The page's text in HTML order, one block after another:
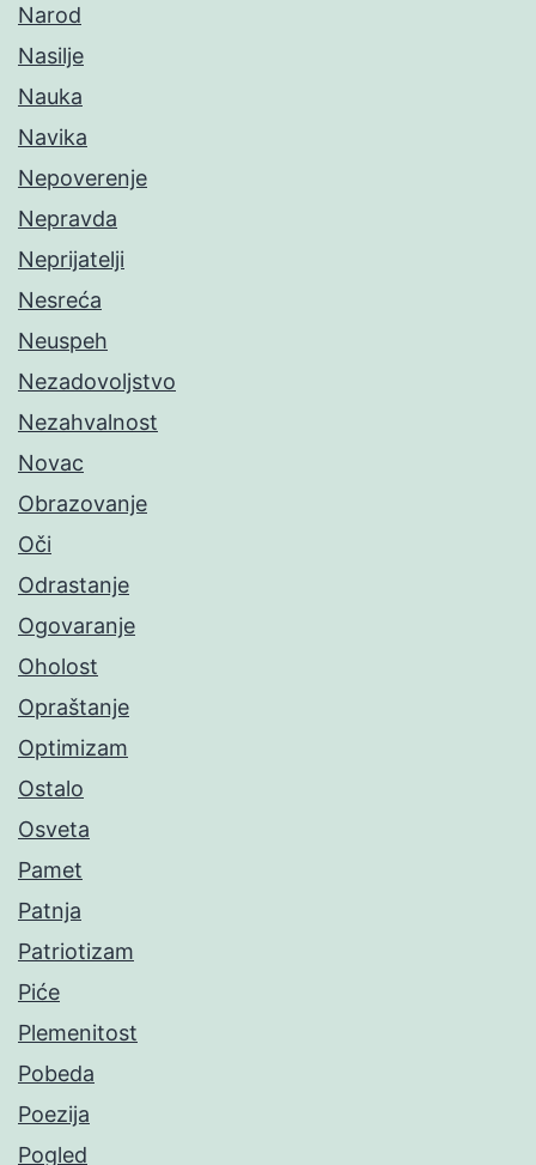
Narod
Nasilje
Nauka
Navika
Nepoverenje
Nepravda
Neprijatelji
Nesreća
Neuspeh
Nezadovoljstvo
Nezahvalnost
Novac
Obrazovanje
Oči
Odrastanje
Ogovaranje
Oholost
Opraštanje
Optimizam
Ostalo
Osveta
Pamet
Patnja
Patriotizam
Piće
Plemenitost
Pobeda
Poezija
Pogled